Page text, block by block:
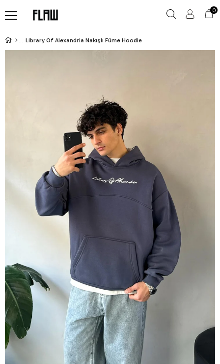
0
Library Of Alexandria Nakışlı Füme Hoodie